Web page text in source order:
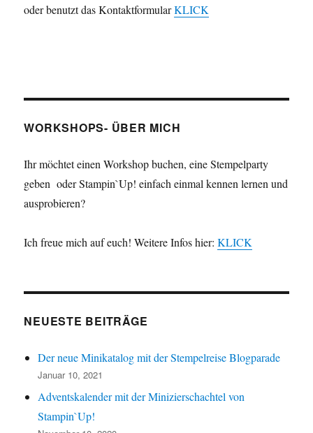
oder benutzt das KontaktformularKLICK
WORKSHOPS- ÜBER MICH
Ihr möchtet einen Workshop buchen, eine Stempelparty
geben oder Stampin`Up! einfach einmal kennen lernen und
ausprobieren?
Ich freue mich auf euch! Weitere Infos hier:KLICK
NEUESTE BEITRÄGE
Der neue Minikatalog mit der Stempelreise Blogparade
Januar 10, 2021
Adventskalender mit der Minizierschachtel von
Stampin`Up!